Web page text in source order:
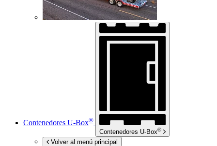
Contenedores U-Box®
Contenedores U-Box®
Volver al menú principal